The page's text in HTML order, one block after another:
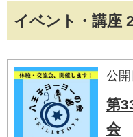
イベント・講座
公
第
会